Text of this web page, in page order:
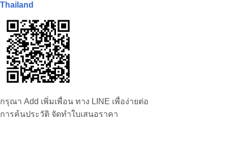
Thailand
กรุณา Add เพิ่มเพื่อน ทาง LINE เพื่อง่ายต่อ
การค้นประวัติ จัดทำใบเสนอราคา